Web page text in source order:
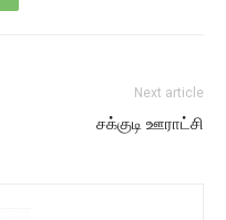
Next article
சக்குடி ஊராட்சி